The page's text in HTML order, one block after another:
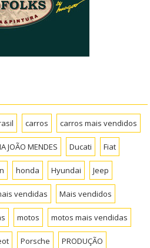
carros carros mais vendidos
JOÃO MENDES Ducati Fiat
honda Hyundai Jeep
vendidas Mais vendidos
motos motos mais vendidas
Porsche PRODUÇÃO